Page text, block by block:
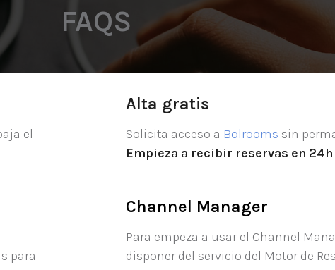
FAQS
el
para
Alta gratis
Solicita acceso a Bolrooms sin
Empieza a recibir reservas en 24h
Channel Manager
Para empeza a usar el Channel
disponer del servicio del Motor de